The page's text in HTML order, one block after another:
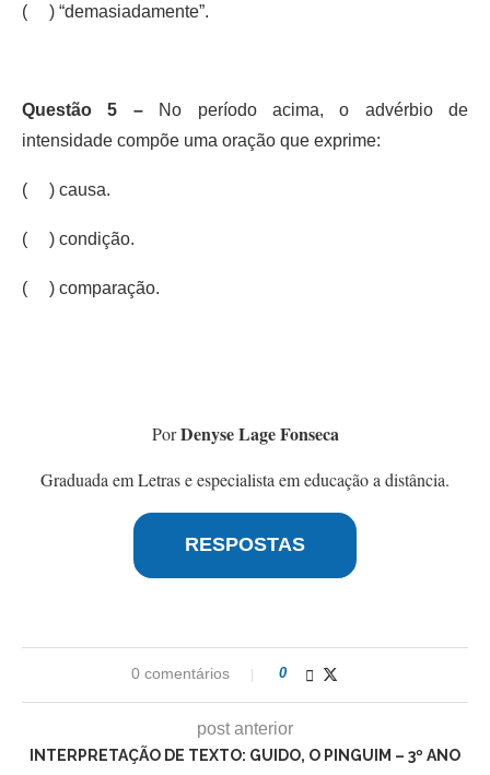
( ) “demasiadamente”.
Questão 5 –
No período acima, o advérbio de
intensidade compõe uma oração que exprime:
( ) causa.
( ) condição.
( ) comparação.
PorDenyse Lage Fonseca
Graduada em Letras e especialista em educação a distância.
RESPOSTAS
0 comentários 0
post anterior
INTERPRETAÇÃO DE TEXTO: GUIDO, O PINGUIM – 3º ANO